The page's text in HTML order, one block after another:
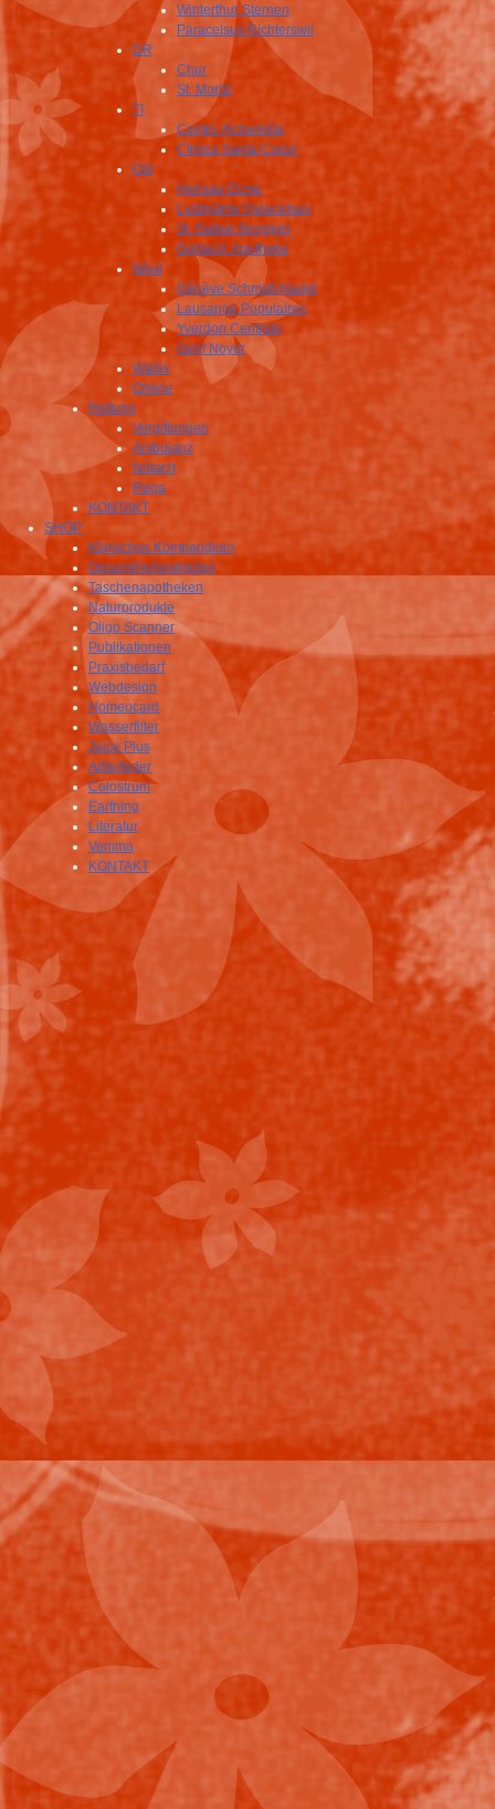
Winterthur Sternen
Paracelsus Richterswil
GR
Chur
St. Moritz
TI
Centro Alchemilla
Clinica Santa Croce
Ost
Herisau Eiche
Lustmühle Paracelsus
St. Gallen Bruggen
Goldach Apotheke
West
Génève Schmidt-Nagel
Lausanne Populaires
Yverdon Centrale
Genf Noyer
Wallis
Online
Rettung
Vergiftungen
Ambulanz
Notarzt
Rega
KONTAKT
SHOP
Klinisches Kompendium
Gesundheitsratgeber
Taschenapotheken
Naturprodukte
Oligo Scanner
Publikationen
Praxisbedarf
Webdesign
Homeocard
Wasserfilter
Juice Plus
Adlerfeder
Colostrum
Earthing
Literatur
Vemma
KONTAKT